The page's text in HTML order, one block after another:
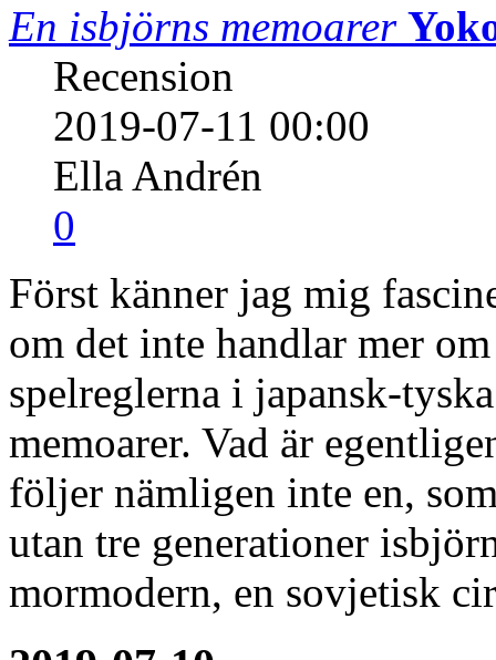
En isbjörns memoarer
Recension
2019-07-11 00:00
Ella Andrén
0
Först känner jag mig
om det inte handlar mer
spelreglerna i japansk-
memoarer. Vad är
följer nämligen inte en,
utan tre generationer
mormodern, en sovjetisk